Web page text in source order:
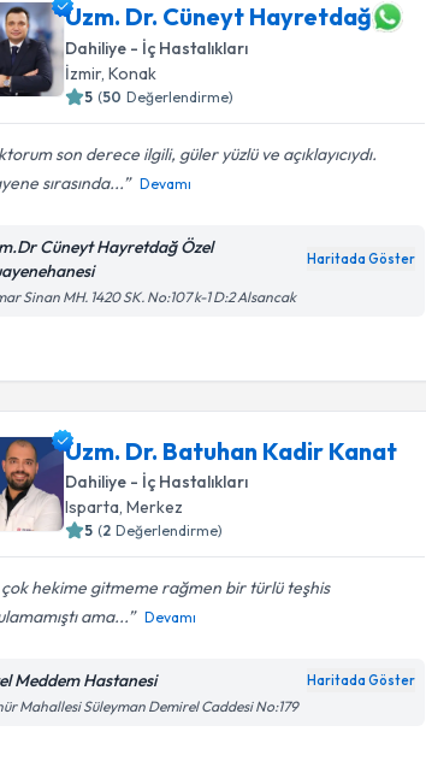
Uzm. Dr. Cüneyt Hayretdağ
Dahiliye - İç Hastalıkları
İzmir, Konak
5 (50 Değerlendirme)
son derece ilgili, güler yüzlü ve açıklayıcıydı.
sırasında...
Devamı
Cüneyt Hayretdağ Özel
Haritada Göster
Sinan MH. 1420 SK. No:107 k-1 D:2 Alsancak
Uzm. Dr. Batuhan Kadir Kanat
Dahiliye - İç Hastalıkları
Isparta, Merkez
5 (2 Değerlendirme)
hekime gitmeme rağmen bir türlü teşhis
ama...
Devamı
Meddem Hastanesi Haritada Göster
Mahallesi Süleyman Demirel Caddesi No:179